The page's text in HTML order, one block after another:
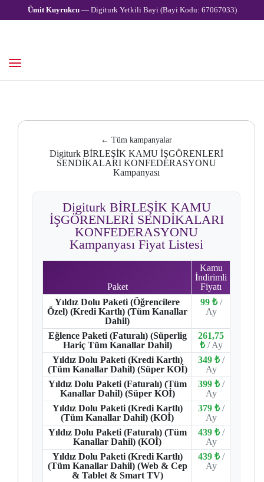
Ümit Kuyrukcu— Digiturk Yetkili Bayi (Bayi Kodu: 67067033)
← Tüm kampanyalar
Digiturk BİRLEŞİK KAMU İŞGÖRENLERİ
SENDİKALARI KONFEDERASYONU
Kampanyası
Digiturk BİRLEŞİK KAMU
İŞGÖRENLERİ SENDİKALARI
KONFEDERASYONU
Kampanyası Fiyat Listesi
Paket
Kamu
İndirimli
Fiyatı
Yıldız Dolu Paketi (Öğrencilere
Özel) (Kredi Kartlı) (Tüm Kanallar
Dahil)
99 ₺ /
Ay
Eğlence Paketi (Faturalı) (Süperlig
Hariç Tüm Kanallar Dahil)
261,75
₺ / Ay
Yıldız Dolu Paketi (Kredi Kartlı)
(Tüm Kanallar Dahil) (Süper KOİ)
349 ₺ /
Ay
Yıldız Dolu Paketi (Faturalı) (Tüm
Kanallar Dahil) (Süper KOİ)
399 ₺ /
Ay
Yıldız Dolu Paketi (Kredi Kartlı)
(Tüm Kanallar Dahil) (KOİ)
379 ₺ /
Ay
Yıldız Dolu Paketi (Faturalı) (Tüm
Kanallar Dahil) (KOİ)
439 ₺ /
Ay
Yıldız Dolu Paketi (Kredi Kartlı)
(Tüm Kanallar Dahil) (Web & Cep
& Tablet & Smart TV)
439 ₺ /
Ay